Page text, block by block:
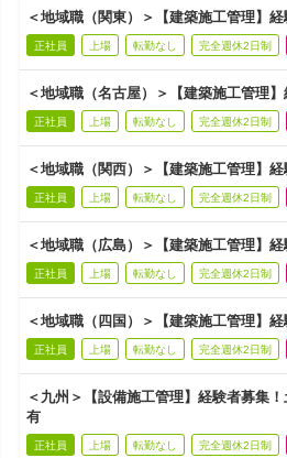
＜地域職（関東）＞【建築施工管理】
正社員 上場 転勤なし 完全週休2日制
＜地域職（名古屋）＞【建築施工管理
正社員 上場 転勤なし 完全週休2日制
＜地域職（関西）＞【建築施工管理】
正社員 上場 転勤なし 完全週休2日制
＜地域職（広島）＞【建築施工管理】
正社員 上場 転勤なし 完全週休2日制
＜地域職（四国）＞【建築施工管理】
正社員 上場 転勤なし 完全週休2日制
＜九州＞【設備施工管理】経験者募集
有
正社員 上場 転勤なし 完全週休2日制